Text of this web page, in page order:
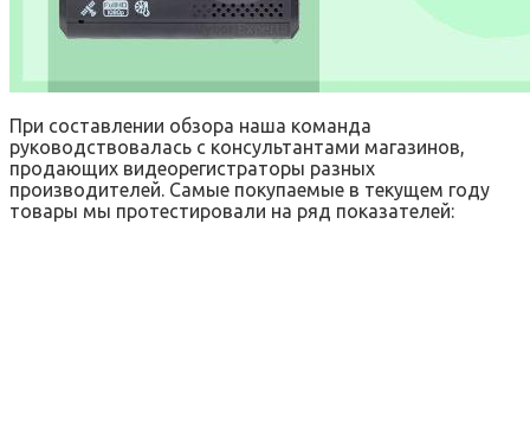
При составлении обзора наша команда
руководствовалась с консультантами магазинов,
продающих видеорегистраторы разных
производителей. Самые покупаемые в текущем году
товары мы протестировали на ряд показателей: